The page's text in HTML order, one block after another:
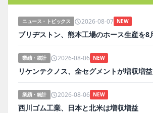
ニュース・トピックス 2026-08-07 NEW
業績・統計 2026-08-06 NEW
リケンテクノス、全セグメントが増収増益
業績・統計 2026-08-06 NEW
西川ゴム工業、日本と北米は増収増益